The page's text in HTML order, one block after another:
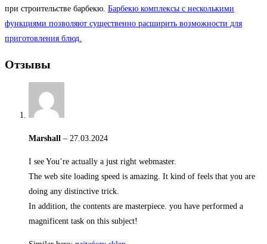
при строительстве барбекю. Барбекю комплексы с несколькими
функциями позволяют существенно расширить возможности для
приготовления блюд.
Отзывы
Marshall – 27.03.2024
I see You’re actually a just right webmaster.
The web site loading speed is amazing. It kind of feels that you are
doing any distinctive trick.
In addition, the contents are masterpiece. you have performed a
magnificent task on this subject!